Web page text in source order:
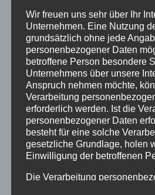
Anfahrtsskizze öffnet sich ein
Wählen Sie hier eine
Übersichts-Plan
Detail-Plan
Möchten Sie die
und Detail-Plan ausdrucken?
BERG Holding GmbH
Unter Käster 14 – 16
50667 Köln
Tel.: 0221/89909-0
Wir freuen uns sehr über Ihr
Unternehmen. Eine Nutzung
grundsätzlich ohne jede
personenbezogener Daten
betroffene Person besondere
Unternehmens über unsere
Anspruch nehmen möchte,
Verarbeitung
erforderlich werden. Ist die
personenbezogener Daten
besteht für eine solche
gesetzliche Grundlage, holen
Einwilligung der betroffenen
Die Verarbeitung